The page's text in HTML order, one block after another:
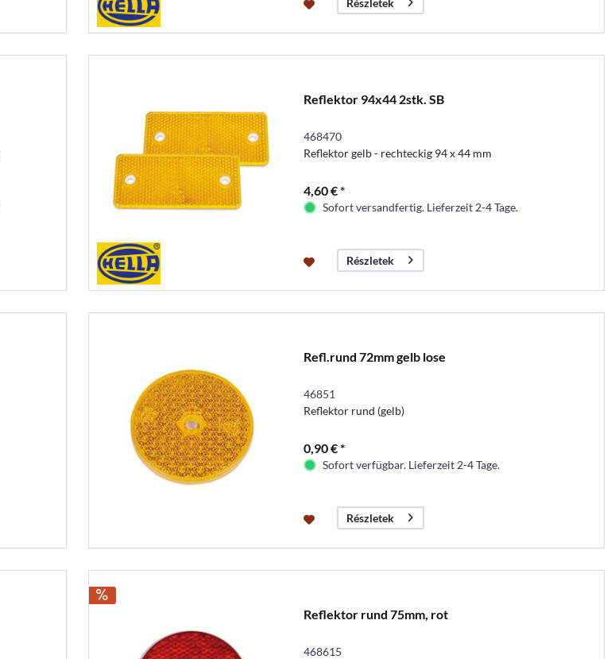
Reflektor 94x44 2stk. SB
468470
Reflektor gelb - rechteckig 94 x 44 mm
4,60 € *
Sofort versandfertig. Lieferzeit 2-4 Tage.
Részletek
Refl.rund 72mm gelb lose
46851
Reflektor rund (gelb)
0,90 € *
Sofort verfügbar. Lieferzeit 2-4 Tage.
Részletek
Reflektor rund 75mm, rot
468615